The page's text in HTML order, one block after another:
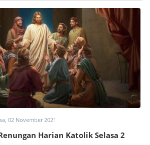
02 November 2021
Harian Katolik Selasa 2